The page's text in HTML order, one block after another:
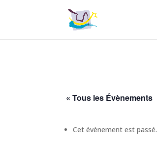
« Tous les Évènements
Cet évènement est passé.